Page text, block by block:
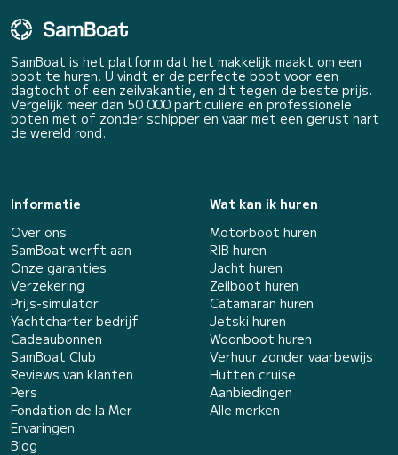
SamBoat is het platform dat het makkelijk maakt om een
boot te huren. U vindt er de perfecte boot voor een
dagtocht of een zeilvakantie, en dit tegen de beste prijs.
Vergelijk meer dan 50 000 particuliere en professionele
boten met of zonder schipper en vaar met een gerust hart
de wereld rond.
Informatie
Over ons
SamBoat werft aan
Onze garanties
Verzekering
Prijs-simulator
Yachtcharter bedrijf
Cadeaubonnen
SamBoat Club
Reviews van klanten
Pers
Fondation de la Mer
Ervaringen
Blog
Wat kan ik huren
Motorboot huren
RIB huren
Jacht huren
Zeilboot huren
Catamaran huren
Jetski huren
Woonboot huren
Verhuur zonder vaarbewijs
Hutten cruise
Aanbiedingen
Alle merken